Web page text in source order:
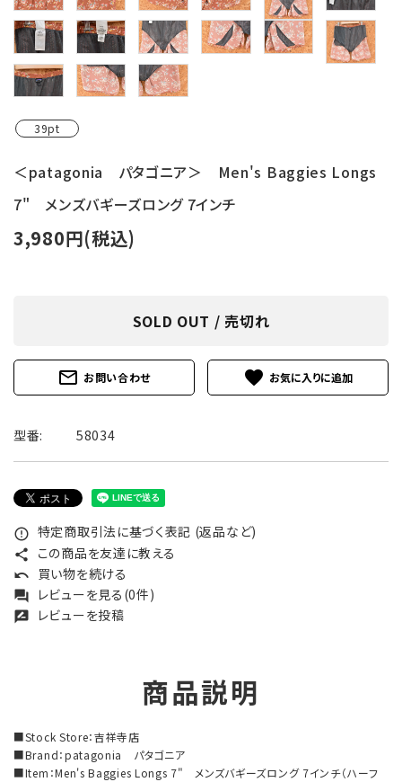
INFORMATION
ACCOUNT MENU
ようこそ ゲスト 様
meeting_room ログイン
39pt
＜patagonia パタゴニア＞ Men's Baggies Longs
7" メンズバギーズロング 7インチ
3,980円(税込)
SOLD OUT / 売切れ
mail_outline お問い合わせ favorite
型番: 58034
error_outline 特定商取引法に基づく表記 (返品など)
share この商品を友達に教える
undo 買い物を続ける
forum レビューを見る(0件)
rate_review レビューを投稿
商品説明
■Stock Store：吉祥寺店
■Brand：patagonia パタゴニア
■Item：Men's Baggies Longs 7" メンズバギーズロング 7インチ（ハーフ